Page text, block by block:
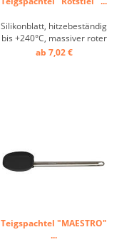
Silikonblatt, hitzebeständig
bis +240°C, massiver roter
Stiel ...
ab 7,02 €
Teigspachtel "MAESTRO"
...